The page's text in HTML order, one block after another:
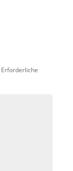
Erforderliche